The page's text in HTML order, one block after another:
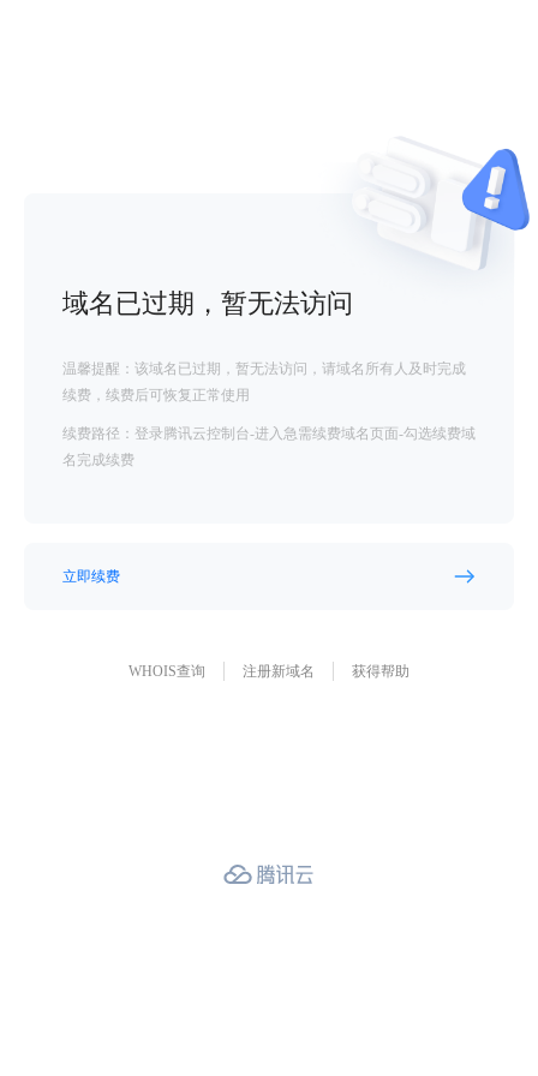
域名已过期，暂无法访问
温馨提醒：该域名已过期，暂无法访问，请域名所有人及时完成
续费，续费后可恢复正常使用
续费路径：登录腾讯云控制台-进入急需续费域名页面-勾选续费域
名完成续费
立即续费
WHOIS查询 注册新域名 获得帮助